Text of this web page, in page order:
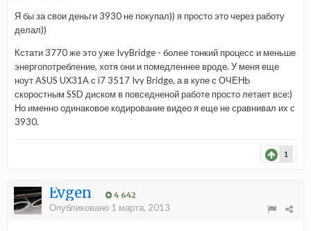
Я бы за свои деньги 3930 не покупал)) я просто это через работу
делал))
Кстати 3770 же это уже IvyBridge - более тонкий процесс и меньше
энергопотребление, хотя они и помедленнее вроде. У меня еще
ноут ASUS UX31A с i7 3517 Ivy Bridge, а в купе с ОЧЕНЬ
скоростным SSD диском в повседненой работе просто летает все:)
Но именно одинаковое кодирование видео я еще не сравнивал их с
3930.
1
Evgen 4 642
Опубликовано 1 марта, 2013